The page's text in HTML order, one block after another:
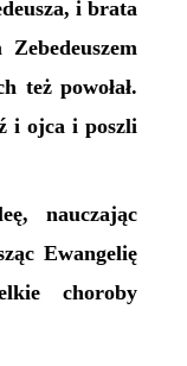
i brata
też powołał.
i ojca i poszli
nauczając
Ewangelię
choroby